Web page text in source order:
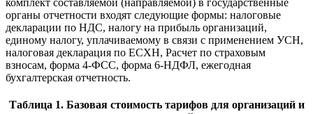
органы отчетности входят следующие формы: налоговые
декларации по НДС, налогу на прибыль организаций,
единому налогу, уплачиваемому в связи с применением УСН,
налоговая декларация по ЕСХН, Расчет по страховым
взносам, форма 4-ФСС, форма 6-НДФЛ, ежегодная
бухгалтерская отчетность.
Таблица 1. Базовая стоимость тарифов для организаций и